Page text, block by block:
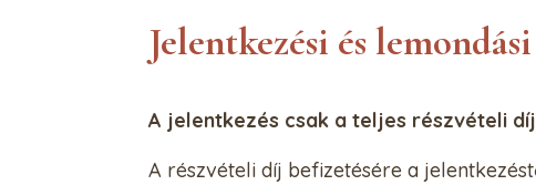
Jelentkezési és
A jelentkezés csak a teljes részvételi
A részvételi díj befizetésére a